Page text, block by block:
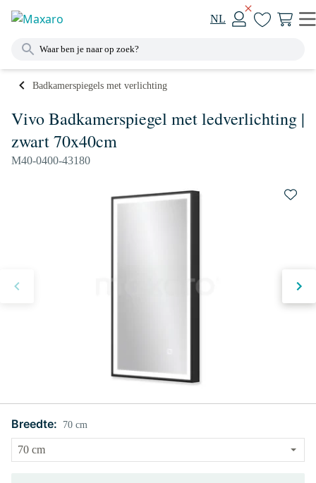
NL
Badkamerspiegels met verlichting
Vivo Badkamerspiegel met ledverlichting |
zwart 70x40cm
M40-0400-43180
Breedte: 70 cm